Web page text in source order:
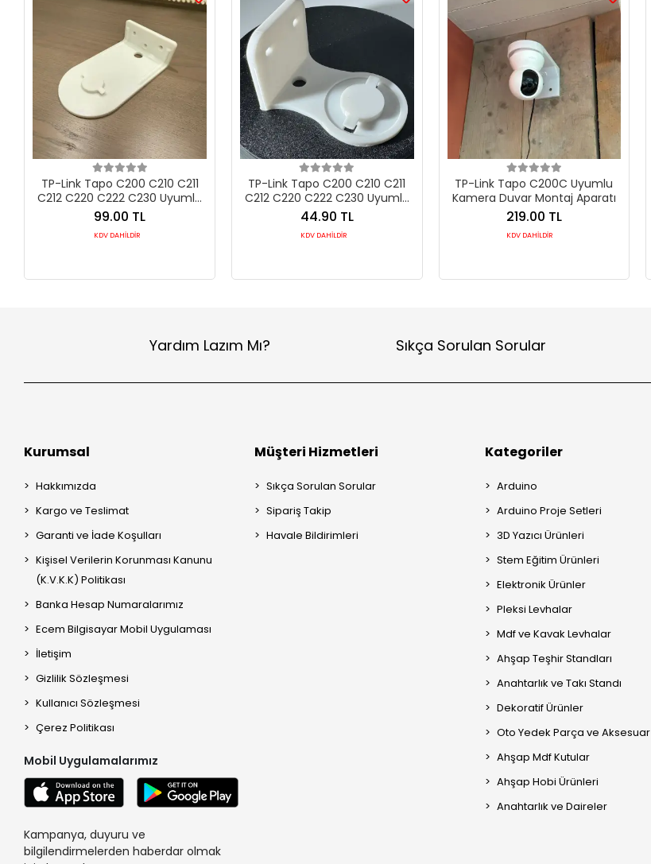
TP-Link Tapo C200 C210 C211
C212 C220 C222 C230 Uyumlu
Uzun Tip Kamera Duvar Montaj
99.00 TL
KDV DAHİLDİR
TP-Link Tapo C200 C210 C211
C212 C220 C222 C230 Uyumlu
Kamera Duvar Montaj Aparatı
44.90 TL
KDV DAHİLDİR
TP-Link Tapo C200C Uyumlu
Kamera Duvar Montaj Aparatı
219.00 TL
KDV DAHİLDİR
Yardım Lazım Mı? Sıkça Sorulan Sorular
Kurumsal
Hakkımızda
Kargo ve Teslimat
Garanti ve İade Koşulları
Kişisel Verilerin Korunması Kanunu
(K.V.K.K) Politikası
Banka Hesap Numaralarımız
Ecem Bilgisayar Mobil Uygulaması
İletişim
Gizlilik Sözleşmesi
Kullanıcı Sözleşmesi
Çerez Politikası
Mobil Uygulamalarımız
Kampanya, duyuru ve
bilgilendirmelerden haberdar olmak
Müşteri Hizmetleri
Sıkça Sorulan Sorular
Sipariş Takip
Havale Bildirimleri
Kategoriler
Arduino
Arduino Proje Setleri
3D Yazıcı Ürünleri
Stem Eğitim Ürünleri
Elektronik Ürünler
Pleksi Levhalar
Mdf ve Kavak Levhalar
Ahşap Teşhir Standları
Anahtarlık ve Takı Standı
Dekoratif Ürünler
Oto Yedek Parça ve Aksesuar
Ahşap Mdf Kutular
Ahşap Hobi Ürünleri
Anahtarlık ve Daireler